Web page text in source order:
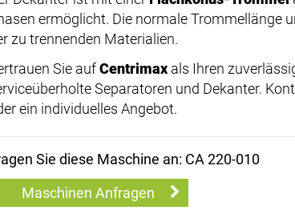
ermöglicht. Die normale Trommellänge
zu trennenden Materialien.
Sie aufCentrimax als Ihren
Separatoren und Dekanter.
ein individuelles Angebot.
Sie diese Maschine an: CA 220-010
Maschinen Anfragen